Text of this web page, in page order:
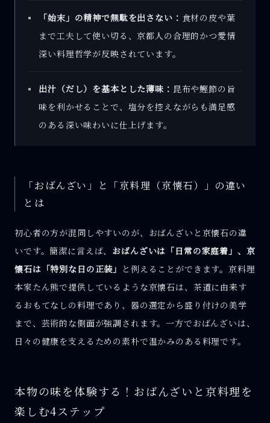
「始末」の精神で無駄を出さない： 食材の皮や葉
まで工夫して使い切る、京都人の合理的かつ愛情
深い料理哲学が反映されています。
出汁（だし）を基本とした薄味： 昆布や鰹節の旨
味を利かせることで、塩分を控えながらも満足感
のある深い味わいに仕上げます。
「おばんざい」と「京料理（京懐石）」の違い
とは
初心者の方が混同しやすいのが、おばんざいと京懐石の違
いです。簡潔に言えば、 おばんざいは「日常の家庭着」、京
懐石は「特別な日の正装」 と例えることができます。京料理
本家たん熊で提供しているような京懐石は、茶道に由来す
るおもてなしの料理であり、器の選定から盛り付けの美学
まで、芸術的な側面が強調されます。一方でおばんざいは、
日々の健康を支えるための素朴で温かみのある料理です。
本物の味を体験する！おばんざいと京料理を
楽しむ4ステップ